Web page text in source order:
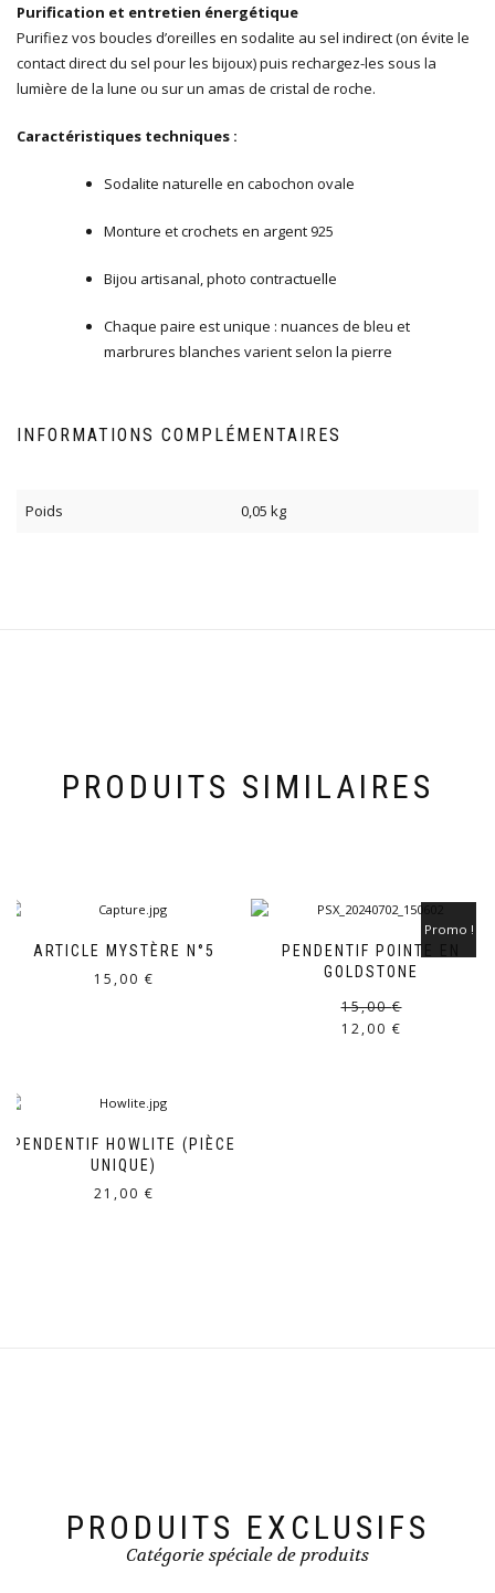
Purification et entretien énergétique
Purifiez vos boucles d’oreilles en sodalite au sel indirect (on évite le
contact direct du sel pour les bijoux) puis rechargez-les sous la
lumière de la lune ou sur un amas de cristal de roche.
Caractéristiques techniques :
Sodalite naturelle en cabochon ovale
Monture et crochets en argent 925
Bijou artisanal, photo contractuelle
Chaque paire est unique : nuances de bleu et
marbrures blanches varient selon la pierre
INFORMATIONS COMPLÉMENTAIRES
Poids 0,05 kg
PRODUITS SIMILAIRES
ARTICLE MYSTÈRE N°5
15,00 €
PENDENTIF POINTE EN
GOLDSTONE
Promo !
15,00€
12,00 €
PENDENTIF HOWLITE (PIÈCE
UNIQUE)
21,00 €
PRODUITS EXCLUSIFS
Catégorie spéciale de produits